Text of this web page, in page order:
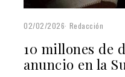
02/02/2026 Redacción
10 millones de
anuncio en la